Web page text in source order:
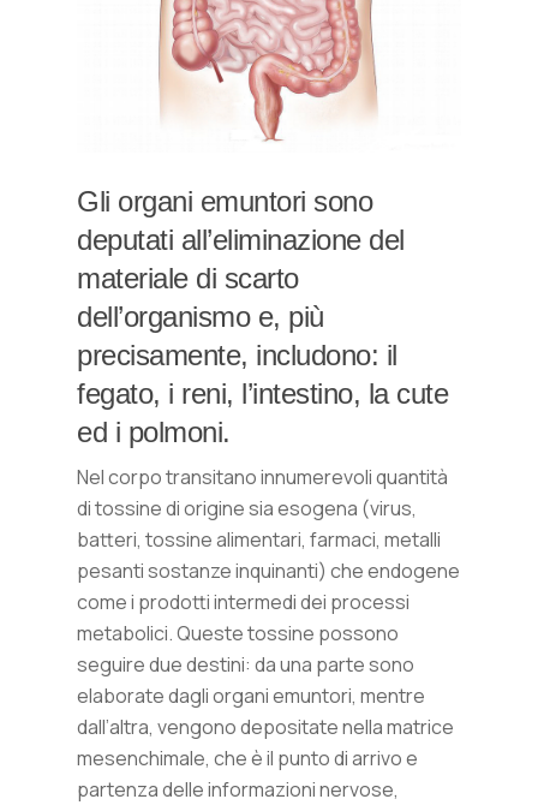
Gli organi emuntori sono
deputati all’eliminazione del
materiale di scarto
dell’organismo e, più
precisamente, includono: il
fegato, i reni, l’intestino, la cute
ed i polmoni.
Nel corpo transitano innumerevoli quantità
di tossine di origine sia esogena (virus,
batteri, tossine alimentari, farmaci, metalli
pesanti sostanze inquinanti) che endogene
come i prodotti intermedi dei processi
metabolici. Queste tossine possono
seguire due destini: da una parte sono
elaborate dagli organi emuntori, mentre
dall’altra, vengono depositate nella matrice
mesenchimale, che è il punto di arrivo e
partenza delle informazioni nervose,